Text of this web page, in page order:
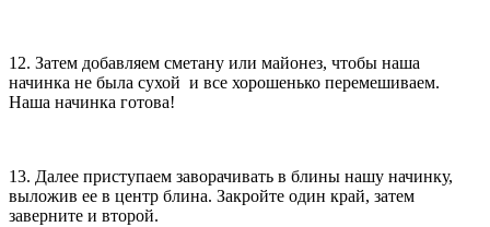
12. Затем добавляем сметану или майонез, чтобы наша
начинка не была сухой и все хорошенько перемешиваем.
Наша начинка готова!
13. Далее приступаем заворачивать в блины нашу начинку,
выложив ее в центр блина. Закройте один край, затем
заверните и второй.